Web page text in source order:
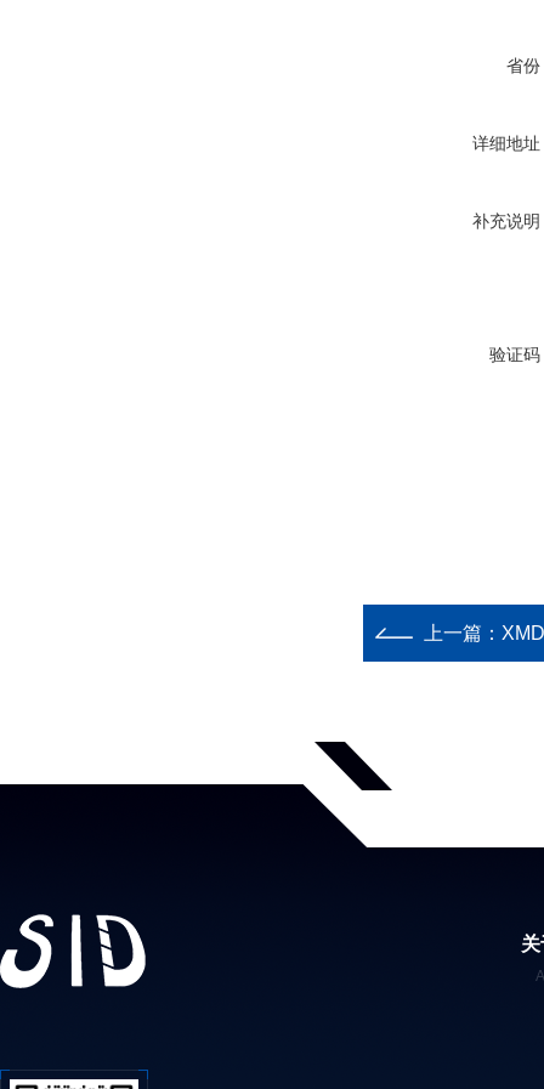
省份
详细地址
补充说明
验证码
上一篇：